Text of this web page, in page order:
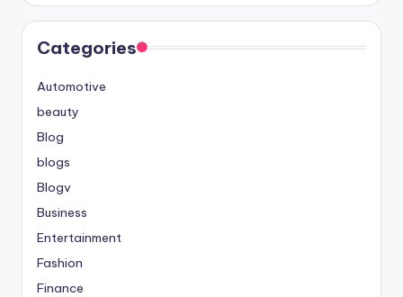
Categories
Automotive
beauty
Blog
blogs
Blogv
Business
Entertainment
Fashion
Finance